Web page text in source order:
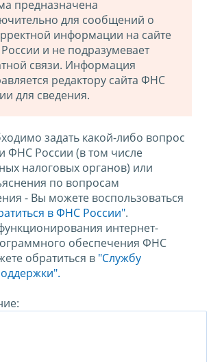
предназначена
для сообщений о
информации на сайте
и не подразумевает
связи. Информация
редактору сайта ФНС
для сведения.
задать какой-либо вопрос
ФНС России (в том числе
налоговых органов) или
по вопросам
- Вы можете воспользоваться
в ФНС России".
интернет-
обеспечения ФНС
обратиться в "Службу